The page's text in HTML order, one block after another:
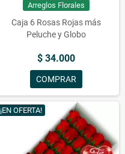
Arreglos Florales
Caja 6 Rosas Rojas más
Peluche y Globo
$ 34.000
COMPRAR
¡EN OFERTA!